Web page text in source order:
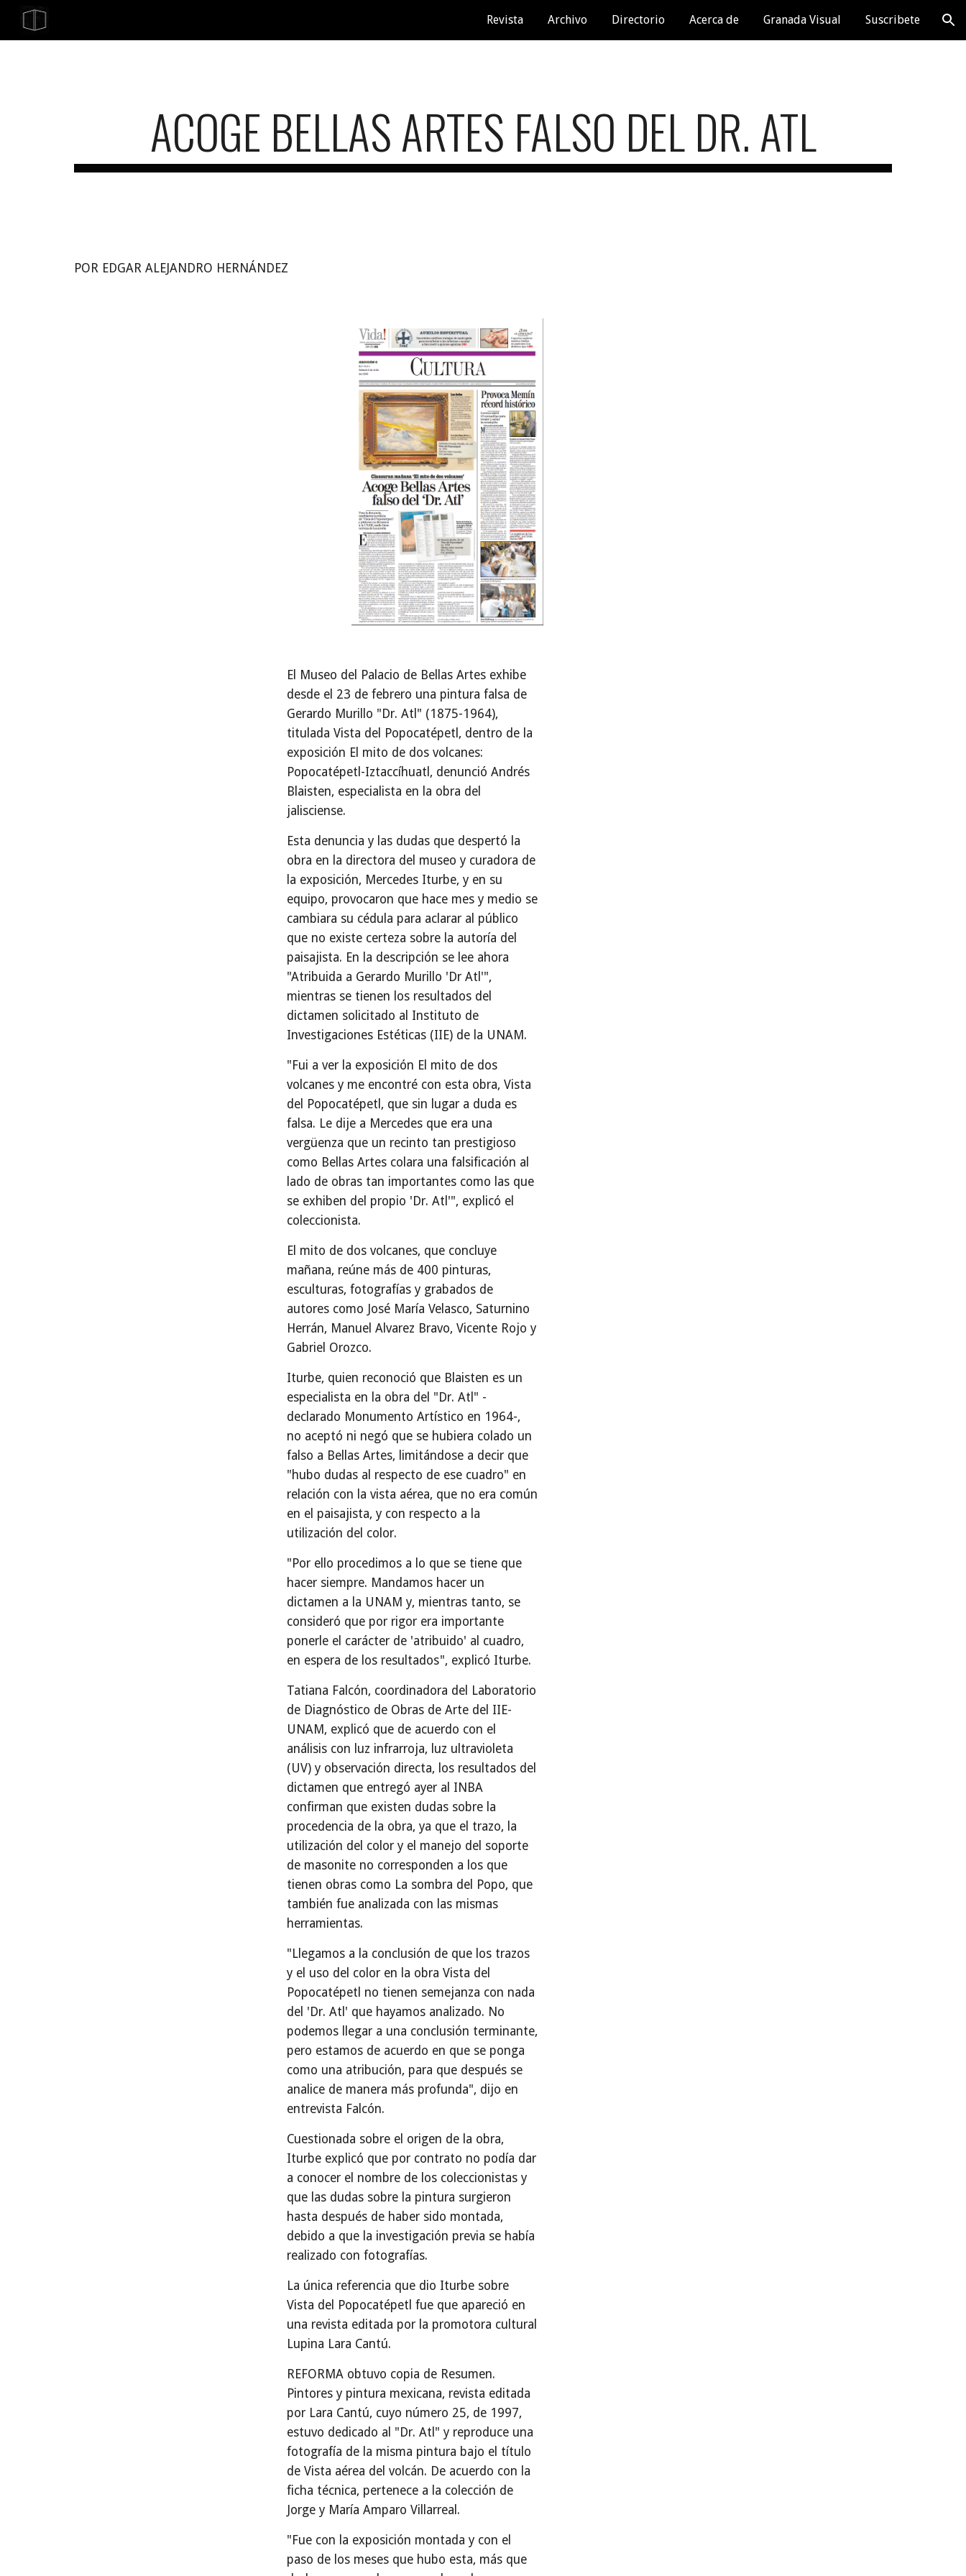
Skip to navigation
Revista Archivo Directorio Acerca de Granada Visual Suscribete
ACOGE BELLAS ARTES FALSO DEL DR. ATL
POR EDGAR ALEJANDRO HERNÁNDEZ
El Museo del Palacio de Bellas Artes exhibe
desde el 23 de febrero una pintura falsa de
Gerardo Murillo "Dr. Atl" (1875-1964),
titulada Vista del Popocatépetl, dentro de la
exposición El mito de dos volcanes:
Popocatépetl-Iztaccíhuatl, denunció Andrés
Blaisten, especialista en la obra del
jalisciense.
Esta denuncia y las dudas que despertó la
obra en la directora del museo y curadora de
la exposición, Mercedes Iturbe, y en su
equipo, provocaron que hace mes y medio se
cambiara su cédula para aclarar al público
que no existe certeza sobre la autoría del
paisajista. En la descripción se lee ahora
"Atribuida a Gerardo Murillo 'Dr Atl'",
mientras se tienen los resultados del
dictamen solicitado al Instituto de
Investigaciones Estéticas (IIE) de la UNAM.
"Fui a ver la exposición El mito de dos
volcanes y me encontré con esta obra, Vista
del Popocatépetl, que sin lugar a duda es
falsa. Le dije a Mercedes que era una
vergüenza que un recinto tan prestigioso
como Bellas Artes colara una falsificación al
lado de obras tan importantes como las que
se exhiben del propio 'Dr. Atl'", explicó el
coleccionista.
El mito de dos volcanes, que concluye
mañana, reúne más de 400 pinturas,
esculturas, fotografías y grabados de
autores como José María Velasco, Saturnino
Herrán, Manuel Alvarez Bravo, Vicente Rojo y
Gabriel Orozco.
Iturbe, quien reconoció que Blaisten es un
especialista en la obra del "Dr. Atl" -
declarado Monumento Artístico en 1964-,
no aceptó ni negó que se hubiera colado un
falso a Bellas Artes, limitándose a decir que
"hubo dudas al respecto de ese cuadro" en
relación con la vista aérea, que no era común
en el paisajista, y con respecto a la
utilización del color.
"Por ello procedimos a lo que se tiene que
hacer siempre. Mandamos hacer un
dictamen a la UNAM y, mientras tanto, se
consideró que por rigor era importante
ponerle el carácter de 'atribuido' al cuadro,
en espera de los resultados", explicó Iturbe.
Tatiana Falcón, coordinadora del Laboratorio
de Diagnóstico de Obras de Arte del IIE-
UNAM, explicó que de acuerdo con el
análisis con luz infrarroja, luz ultravioleta
(UV) y observación directa, los resultados del
dictamen que entregó ayer al INBA
confirman que existen dudas sobre la
procedencia de la obra, ya que el trazo, la
utilización del color y el manejo del soporte
de masonite no corresponden a los que
tienen obras como La sombra del Popo, que
también fue analizada con las mismas
herramientas.
"Llegamos a la conclusión de que los trazos
y el uso del color en la obra Vista del
Popocatépetl no tienen semejanza con nada
del 'Dr. Atl' que hayamos analizado. No
podemos llegar a una conclusión terminante,
pero estamos de acuerdo en que se ponga
como una atribución, para que después se
analice de manera más profunda", dijo en
entrevista Falcón.
Cuestionada sobre el origen de la obra,
Iturbe explicó que por contrato no podía dar
a conocer el nombre de los coleccionistas y
que las dudas sobre la pintura surgieron
hasta después de haber sido montada,
debido a que la investigación previa se había
realizado con fotografías.
La única referencia que dio Iturbe sobre
Vista del Popocatépetl fue que apareció en
una revista editada por la promotora cultural
Lupina Lara Cantú.
REFORMA obtuvo copia de Resumen.
Pintores y pintura mexicana, revista editada
por Lara Cantú, cuyo número 25, de 1997,
estuvo dedicado al "Dr. Atl" y reproduce una
fotografía de la misma pintura bajo el título
de Vista aérea del volcán. De acuerdo con la
ficha técnica, pertenece a la colección de
Jorge y María Amparo Villarreal.
"Fue con la exposición montada y con el
paso de los meses que hubo esta, más que